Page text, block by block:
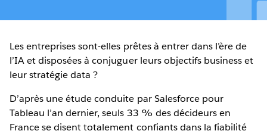
Les entreprises sont-elles prêtes à entrer dans l’ère de
l’IA et disposées à conjuguer leurs objectifs business et
leur stratégie data ?
D’après une étude conduite par Salesforce pour
Tableau l’an dernier, seuls 33 % des décideurs en
France se disent totalement confiants dans la fiabilité